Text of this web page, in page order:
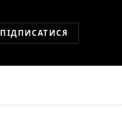
ПІДПИСАТИСЯ